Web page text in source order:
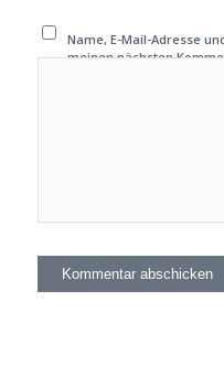
Name, E-Mail-Adresse
meinen nächsten